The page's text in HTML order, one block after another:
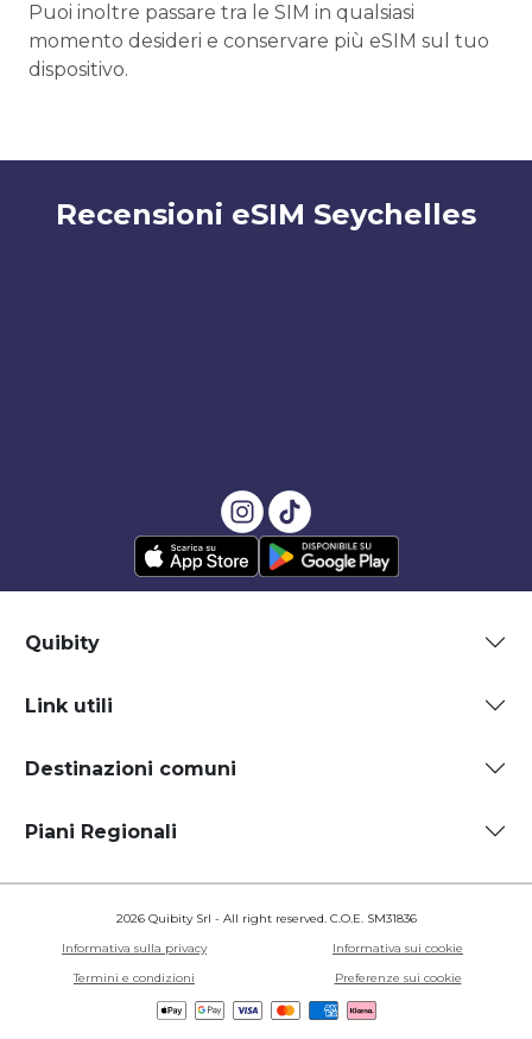
Puoi inoltre passare tra le SIM in qualsiasi
momento desideri e conservare più eSIM sul tuo
dispositivo.
Recensioni eSIM Seychelles
Quibity
Link utili
Destinazioni comuni
Piani Regionali
2026 Quibity Srl - All right reserved. C.O.E. SM31836
Informativa sulla privacy
Informativa sui cookie
Termini e condizioni
Preferenze sui cookie